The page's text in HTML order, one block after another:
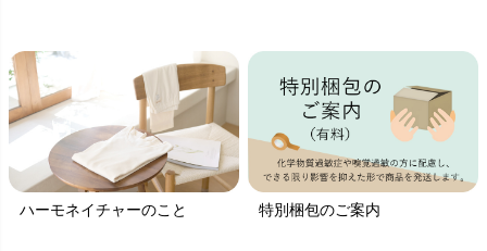
ハーモネイチャーのこと 特別梱包のご案内